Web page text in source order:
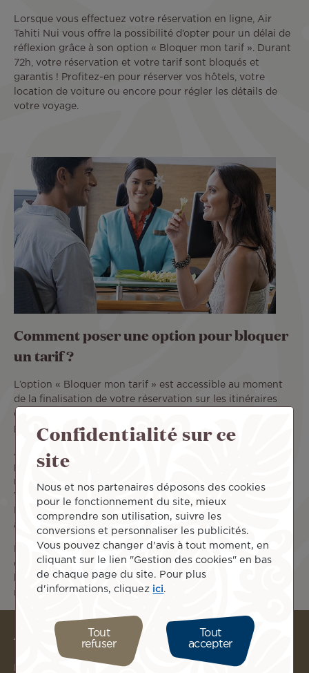
Lorsque vous effectuez votre réservation en ligne, Air
Tahiti Nui vous offre la possibilité d’opter pour un délai de
réflexion grâce à son option « Bloquer mon tarif ». Durant
72h, votre réservation et votre tarif sont bloqués et
garantis ! Profitez-en pour réserver vos hôtels, votre
location de voiture ou encore pour régler les détails de
votre voyage.
Comment poser une option pour bloquer
un tarif ?
L’option « Bloquer mon tarif » est accessible au moment
de la finalisation de votre réservation sur les itinéraires
éligibles. Elle est disponible au tarif de 1800 XPF (15 EUR)
par personne.
À la fin de votre réservation, sélectionnez l’option et
procédez à son règlement pour bénéficier d’un délai de
réflexion de 72 h. Le paiement peut être effectuer par CB,
Visa ou MasterCard (à l’exception des cartes Électron et
Maestro). Un email de confirmation vous sera adressé peu
après.
Payez vos places avant l’expiration du délai pour profiter
de votre tarif garanti. Pour cela, retrouvez votre tarif
bloqué en vous connectant à votre espace « Gérer ma
réservation ».
Accéder à votre réservation
Pour vous connecter et retrouver vos vols, renseignez
Confidentialité sur ce
site
Nous et nos partenaires déposons des cookies
pour le fonctionnement du site, mieux
comprendre son utilisation, suivre les
conversions et personnaliser les publicités.
Vous pouvez changer d'avis à tout moment, en
cliquant sur le lien "Gestion des cookies" en bas
de chaque page du site. Pour plus
d'informations, cliquez ici
Tout
refuser
Tout
accepter